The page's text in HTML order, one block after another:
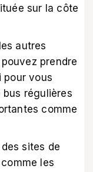
sur la côte
autres
prendre
pour vous
bus régulières
comme
sites de
les